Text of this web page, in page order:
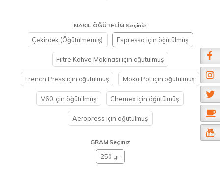
NASIL ÖĞÜTELİM Seçiniz
Çekirdek (Öğütülmemiş) Espresso için öğütülmüş
Filtre Kahve Makinası için öğütülmüş
French Press için öğütülmüş Moka Pot için öğütülmüş
V60 için öğütülmüş Chemex için öğütülmüş
Aeropress için öğütülmüş
GRAM Seçiniz
250 gr